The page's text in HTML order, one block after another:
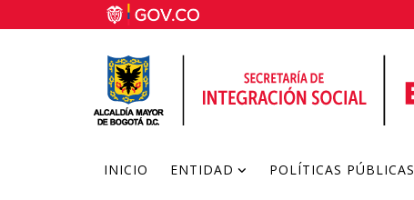
INICIO ENTIDAD POLÍTICAS PÚBLICAS